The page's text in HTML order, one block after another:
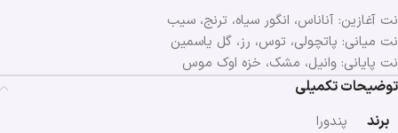
نت آغازین: آناناس، انگور سیاه، ترنج، سیب
نت میانی: پاتچولی، توس، رز، گل یاسمین
نت پایانی: وانیل، مشک، خزه اوک موس
توضیحات تکمیلی
برند
پندورا